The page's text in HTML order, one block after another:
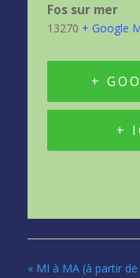
Fos sur mer
13270 + Google
+
+
« MI à MA (à partir